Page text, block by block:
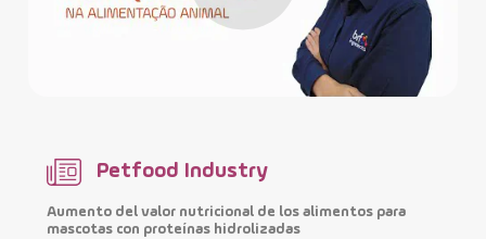
Petfood Industry
Aumento del valor nutricional de los alimentos para
mascotas con proteínas hidrolizadas